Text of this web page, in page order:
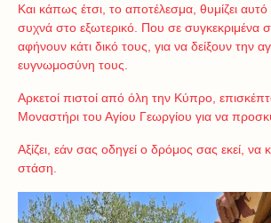
Και κάπως έτσι, το αποτέλεσμα, θυμίζει
συχνά στο εξωτερικό. Που σε συγκεκριμένα
αφήνουν κάτι δικό τους, για να δείξουν την
ευγνωμοσύνη τους.
Αρκετοί πιστοί από όλη την Κύπρο,
Μοναστήρι του Αγίου Γεωργίου για να
Αξίζει, εάν σας οδηγεί ο δρόμος σας εκεί, να
στάση.